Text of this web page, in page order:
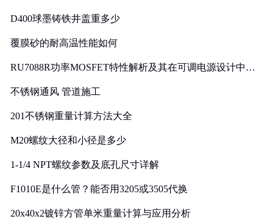
D400球墨铸铁井盖重多少
覆膜砂的耐高温性能如何
RU7088R功率MOSFET特性解析及其在可调电源设计中的
不锈钢通风 管道施工
201不锈钢重量计算方法大全
M20螺纹大径和小径是多少
1-1/4 NPT螺纹参数及底孔尺寸详解
F1010E是什么管？能否用3205或3505代换
20x40x2镀锌方管单米重量计算与应用分析